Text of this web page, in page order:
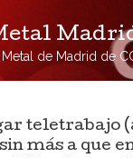
de Madrid de
teletrabajo
más a que